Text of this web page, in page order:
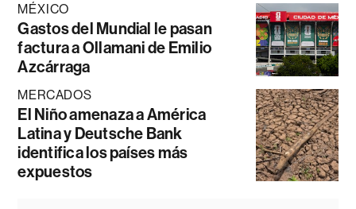
MÉXICO
Gastos del Mundial le pasan
factura a Ollamani de Emilio
Azcárraga
MERCADOS
El Niño amenaza a América
Latina y Deutsche Bank
identifica los países más
expuestos